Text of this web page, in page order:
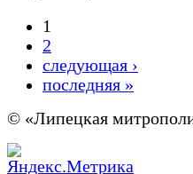
1
2
следующая ›
последняя »
© «Липецкая